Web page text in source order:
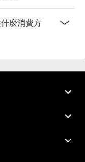
麼消費方